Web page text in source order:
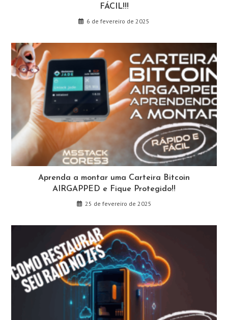
FÁCIL!!!
6 de fevereiro de 2025
Aprenda a montar uma Carteira Bitcoin
AIRGAPPED e Fique Protegido!!
25 de fevereiro de 2025